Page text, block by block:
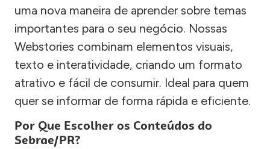
uma nova maneira de aprender sobre temas
importantes para o seu negócio. Nossas
Webstories combinam elementos visuais,
texto e interatividade, criando um formato
atrativo e fácil de consumir. Ideal para quem
quer se informar de forma rápida e eficiente.
Por Que Escolher os Conteúdos do
Sebrae/PR?